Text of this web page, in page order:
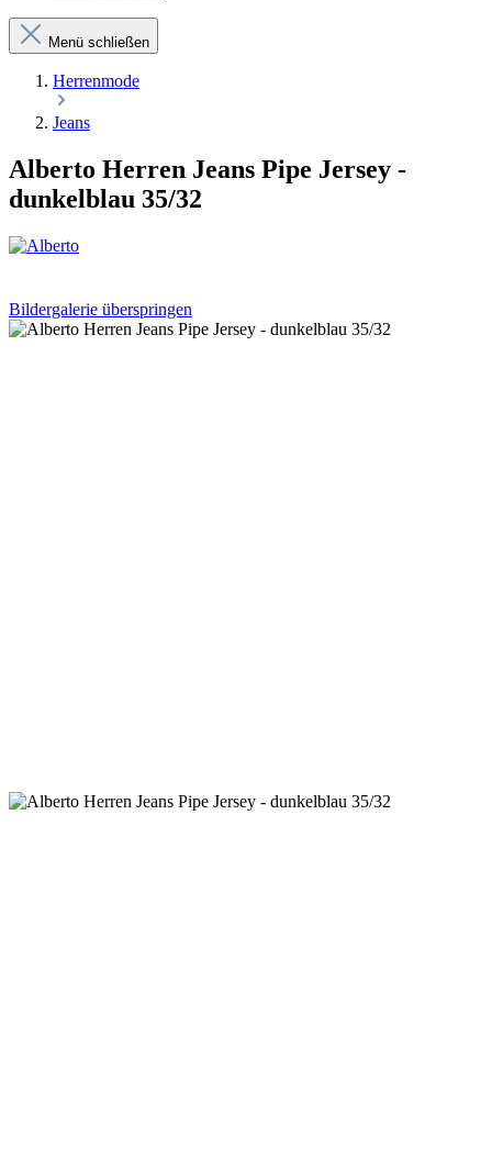
Menü schließen
Herrenmode
Jeans
Alberto Herren Jeans Pipe Jersey -
dunkelblau 35/32
Bildergalerie überspringen